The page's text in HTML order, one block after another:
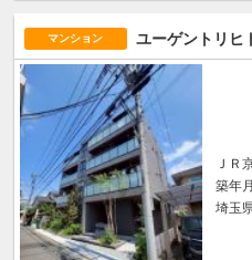
マンション ユーゲントリヒ
ＪＲ
築年
埼玉